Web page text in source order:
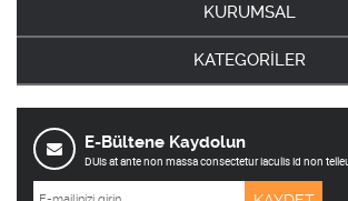
KURUMSAL
KATEGORİLER
E-Bültene Kaydolun
DUis at ante non massa consectetur iaculis id non